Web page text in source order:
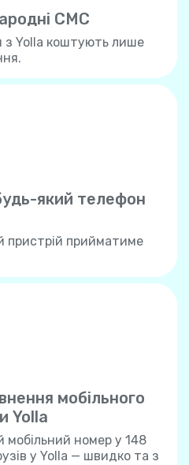
СМС
з Yolla коштують лише
який телефон
пристрій прийматиме
мобільного
Yolla
номер у 148
у Yolla — швидко та з